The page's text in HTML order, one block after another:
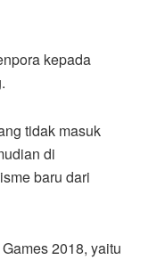
kepada
tidak masuk
di
baru dari
2018, yaitu